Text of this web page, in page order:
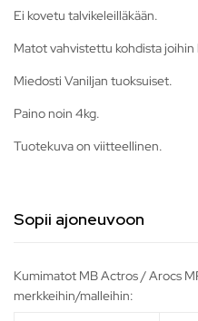
Ei kovetu talvikeleilläkään.
Matot vahvistettu kohdista joihin
Miedosti Vaniljan tuoksuiset.
Paino noin 4kg.
Tuotekuva on viitteellinen.
Sopii ajoneuvoon
Kumimatot MB Actros / Arocs
merkkeihin/malleihin: